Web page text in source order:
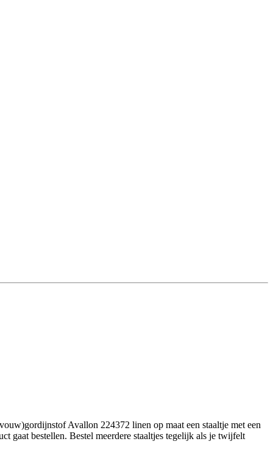
Avallon 224372 linen op maat een staaltje met een
gaat bestellen. Bestel meerdere staaltjes tegelijk als je twijfelt